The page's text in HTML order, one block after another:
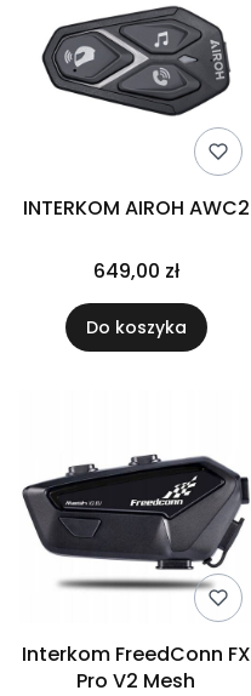
INTERKOM AIROH AWC2
649,00 zł
Do koszyka
Interkom FreedConn FX
Pro V2 Mesh